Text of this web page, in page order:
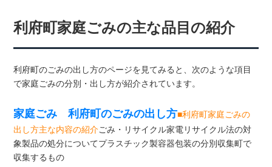
利府町家庭ごみの主な品目の紹介
利府町のごみの出し方のページを見てみると、次のような項目
で家庭ごみの分別・出し方が紹介されています。
家庭ごみ 利府町のごみの出し方■利府町家庭ごみの
出し方主な内容の紹介ごみ・リサイクル家電リサイクル法の対
象製品の処分についてプラスチック製容器包装の分別収集町で
収集するもの